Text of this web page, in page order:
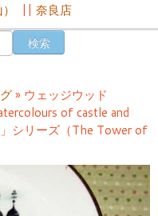
奈良店
» ウェッジウッド
of castle and
シリーズ（The Tower of